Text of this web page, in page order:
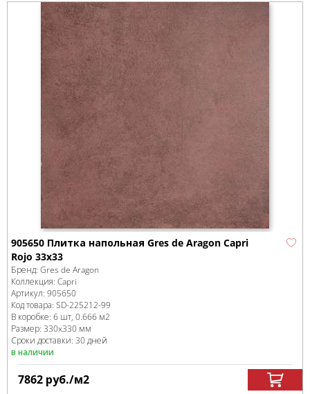
905650 Плитка напольная Gres de Aragon Capri
Rojo 33x33
Бренд: Gres de Aragon
Коллекция: Capri
Артикул: 905650
Код товара: SD-225212-99
В коробке: 6 шт, 0.666 м2
Размер: 330x330 мм
Сроки доставки: 30 дней
в наличии
7862 руб./м2